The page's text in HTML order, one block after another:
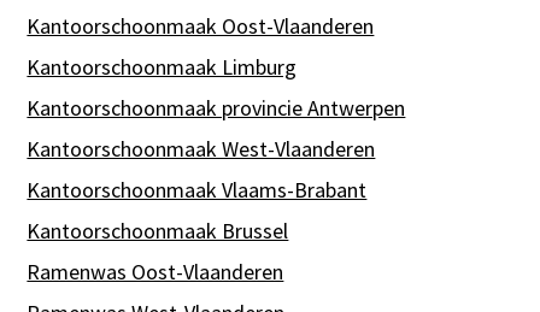
Kantoorschoonmaak Oost-Vlaanderen
Kantoorschoonmaak Limburg
Kantoorschoonmaak provincie Antwerpen
Kantoorschoonmaak West-Vlaanderen
Kantoorschoonmaak Vlaams-Brabant
Kantoorschoonmaak Brussel
Ramenwas Oost-Vlaanderen